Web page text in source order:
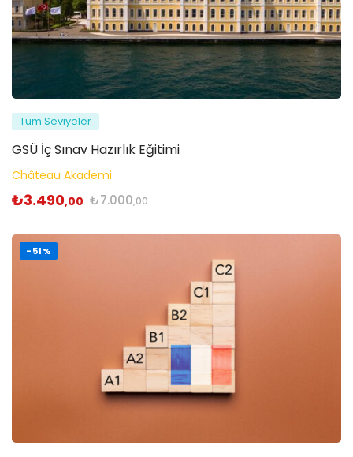
Tüm Seviyeler
GSÜ İç Sınav Hazırlık Eğitimi
Château Akademi
₺3.490,00 ₺7.000,00
-51%